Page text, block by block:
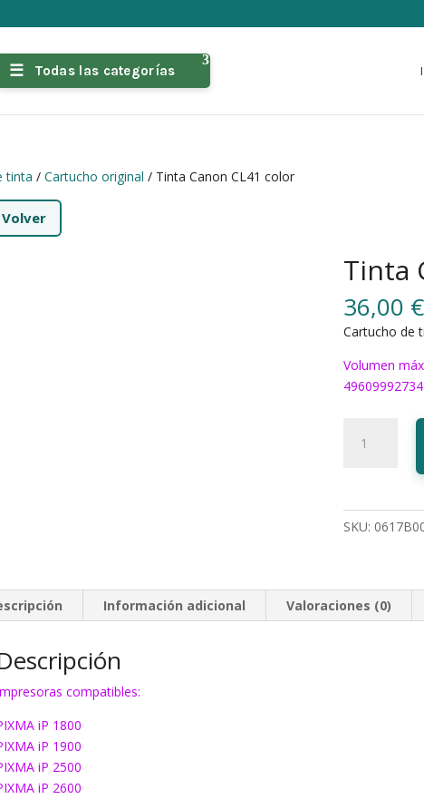
Todas las categorías
tinta /Cartucho original / Tinta Canon CL41 color
Volver
Tinta
36,00 €
Cartucho de
Volumen
Canon
cantidad
SKU:
Información adicional Valoraciones (0)
compatibles:
iP 1800
iP 1900
iP 2500
iP 2600